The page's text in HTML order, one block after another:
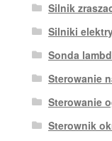
Silnik
Silniki
Sonda
Sterowanie
Sterowanie
Sterownik